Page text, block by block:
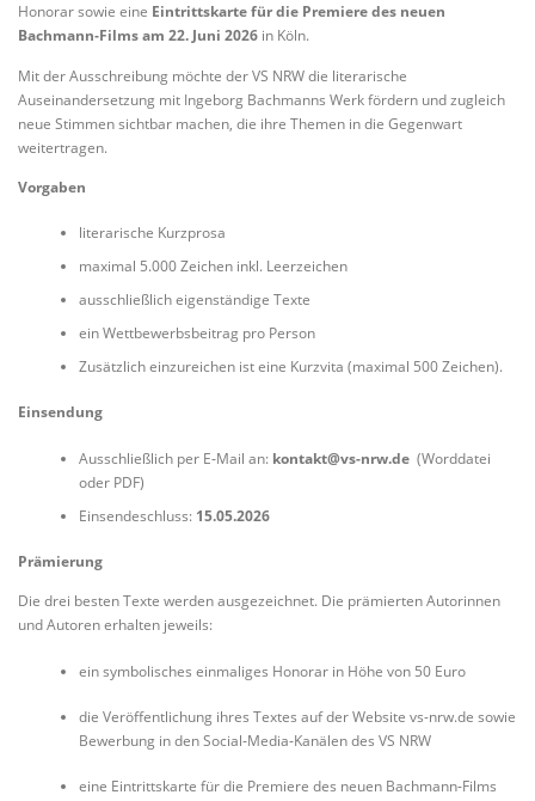
Honorar sowie eine Eintrittskarte für die Premiere des neuen
Bachmann‑Films am 22. Juni 2026 in Köln.
Mit der Ausschreibung möchte der VS NRW die literarische
Auseinandersetzung mit Ingeborg Bachmanns Werk fördern und zugleich
neue Stimmen sichtbar machen, die ihre Themen in die Gegenwart
weitertragen.
Vorgaben
literarische Kurzprosa
maximal 5.000 Zeichen inkl. Leerzeichen
ausschließlich eigenständige Texte
ein Wettbewerbsbeitrag pro Person
Zusätzlich einzureichen ist eine Kurzvita (maximal 500 Zeichen).
Einsendung
Ausschließlich per E‑Mail an: kontakt@vs-nrw.de(Worddatei
oder PDF)
Einsendeschluss: 15.05.2026
Prämierung
Die drei besten Texte werden ausgezeichnet. Die prämierten Autorinnen
und Autoren erhalten jeweils:
ein symbolisches einmaliges Honorar in Höhe von 50 Euro
die Veröffentlichung ihres Textes auf der Website vs-nrw.de sowie
Bewerbung in den Social‑Media‑Kanälen des VS NRW
eine Eintrittskarte für die Premiere des neuen Bachmann‑Films